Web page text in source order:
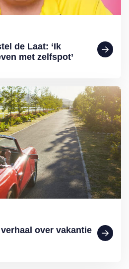
de Laat: ‘Ik
met zelfspot’
over vakantie
uw verhaal over vakantie en